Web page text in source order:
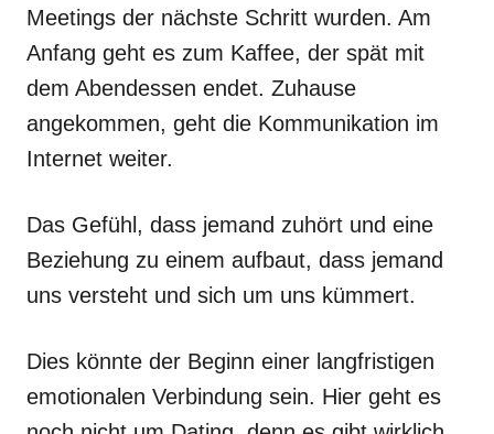
Meetings der nächste Schritt wurden. Am
Anfang geht es zum Kaffee, der spät mit
dem Abendessen endet. Zuhause
angekommen, geht die Kommunikation im
Internet weiter.
Das Gefühl, dass jemand zuhört und eine
Beziehung zu einem aufbaut, dass jemand
uns versteht und sich um uns kümmert.
Dies könnte der Beginn einer langfristigen
emotionalen Verbindung sein. Hier geht es